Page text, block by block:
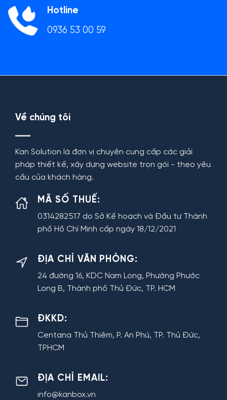
Hotline
0936 53 00 59
Về chúng tôi
Kan Solution là đơn vị chuyên cung cấp các giải
pháp thiết kế, xây dựng website trọn gói - theo yêu
cầu của khách hàng.
MÃ SỐ THUẾ:
0314282517 do Sở Kế hoạch và Đầu tư Thành
phố Hồ Chí Minh cấp ngày 18/12/2021
ĐỊA CHỈ VĂN PHÒNG:
24 đường 16, KDC Nam Long, Phường Phước
Long B, Thành phố Thủ Đức, TP. HCM
ĐKKD:
Centana Thủ Thiêm, P. An Phú, TP. Thủ Đức,
TPHCM
ĐỊA CHỈ EMAIL:
info@kanbox.vn